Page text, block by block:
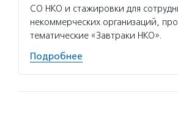
СО НКО и стажировки для
некоммерческих организаций,
тематические «Завтраки НКО».
Подробнее